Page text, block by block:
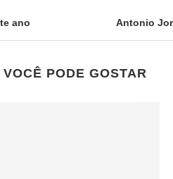
ano
Antonio
VOCÊ PODE GOSTAR